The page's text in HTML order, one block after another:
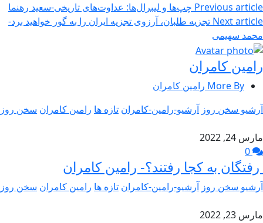
Previous article چپ‌ها و لیبرال‌ها: عداوت‌های تاریخی-سعید رهنما
Next article تجزیه طلبان، آرزوی تجزیه ایران را به گور خواهید برد-
محمد سهیمی
رامین کامران
More By رامین کامران
آرشیو سخن روز آرشیو-رامین-کامران تازه ها رامین کامران سخن روز
مارس 24, 2022
رفتگان به کجا رفتند؟- رامین کامران
آرشیو سخن روز آرشیو-رامین-کامران تازه ها رامین کامران سخن روز
مارس 23, 2022